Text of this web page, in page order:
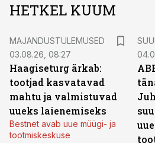
HETKEL KUUM
MAJANDUSTULEMUSED
03.08.26, 08:27
Haagiseturg ärkab:
tootjad kasvatavad
mahtu ja valmistuvad
uueks laienemiseks
Bestnet avab uue müügi- ja
tootmiskeskuse